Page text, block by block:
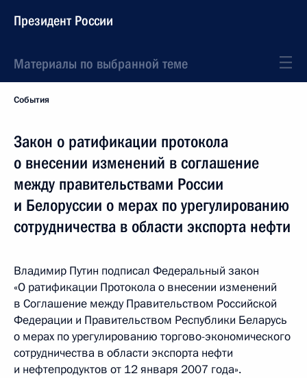
Президент России
Материалы по выбранной теме
События
Закон о ратификации протокола
о внесении изменений в соглашение
между правительствами России
и Белоруссии о мерах по урегулированию
сотрудничества в области экспорта нефти
Владимир Путин подписал Федеральный закон
«О ратификации Протокола о внесении изменений
в Соглашение между Правительством Российской
Федерации и Правительством Республики Беларусь
о мерах по урегулированию торгово-экономического
сотрудничества в области экспорта нефти
и нефтепродуктов от 12 января 2007 года».